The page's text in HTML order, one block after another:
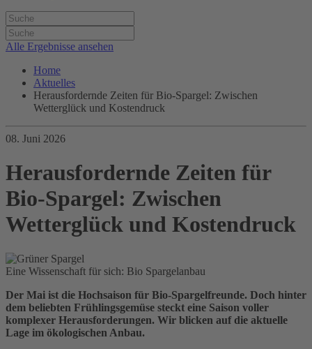
Alle Ergebnisse ansehen
Home
Aktuelles
Herausfordernde Zeiten für Bio-Spargel: Zwischen
Wetterglück und Kostendruck
08. Juni 2026
Herausfordernde Zeiten für
Bio-Spargel: Zwischen
Wetterglück und Kostendruck
Eine Wissenschaft für sich: Bio Spargelanbau
Der Mai ist die Hochsaison für Bio-Spargelfreunde. Doch hinter
dem beliebten Frühlingsgemüse steckt eine Saison voller
komplexer Herausforderungen. Wir blicken auf die aktuelle
Lage im ökologischen Anbau.